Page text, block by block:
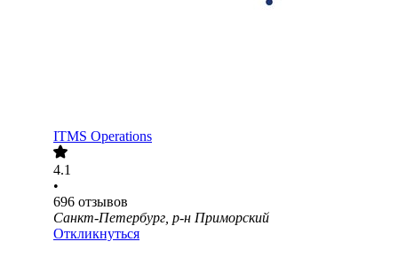
ITMS Operations
4.1
•
696 отзывов
Санкт-Петербург, р-н Приморский
Откликнуться